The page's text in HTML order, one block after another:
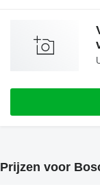
Prijzen voor